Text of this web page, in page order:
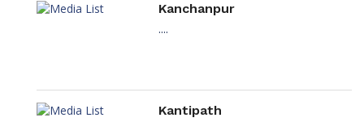
Kanchanpur
....
Kantipath